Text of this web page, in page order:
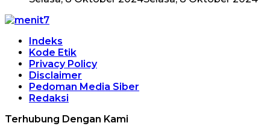
Indeks
Kode Etik
Privacy Policy
Disclaimer
Pedoman Media Siber
Redaksi
Terhubung Dengan Kami